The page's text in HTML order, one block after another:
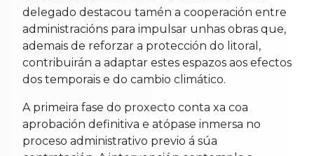
delegado destacou tamén a cooperación entre
administracións para impulsar unhas obras que,
ademais de reforzar a protección do litoral,
contribuirán a adaptar estes espazos aos efectos
dos temporais e do cambio climático.
A primeira fase do proxecto conta xa coa
aprobación definitiva e atópase inmersa no
proceso administrativo previo á súa